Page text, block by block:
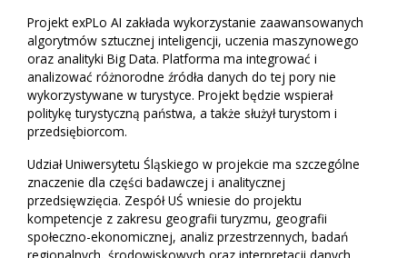
Projekt exPLo AI zakłada wykorzystanie zaawansowanych
algorytmów sztucznej inteligencji, uczenia maszynowego
oraz analityki Big Data. Platforma ma integrować i
analizować różnorodne źródła danych do tej pory nie
wykorzystywane w turystyce. Projekt będzie wspierał
politykę turystyczną państwa, a także służył turystom i
przedsiębiorcom.
Udział Uniwersytetu Śląskiego w projekcie ma szczególne
znaczenie dla części badawczej i analitycznej
przedsięwzięcia. Zespół UŚ wniesie do projektu
kompetencje z zakresu geografii turyzmu, geografii
społeczno-ekonomicznej, analiz przestrzennych, badań